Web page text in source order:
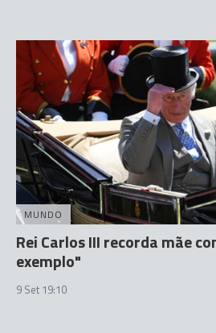
MUNDO
Rei Carlos III recorda mãe
exemplo"
9 Set 19:10